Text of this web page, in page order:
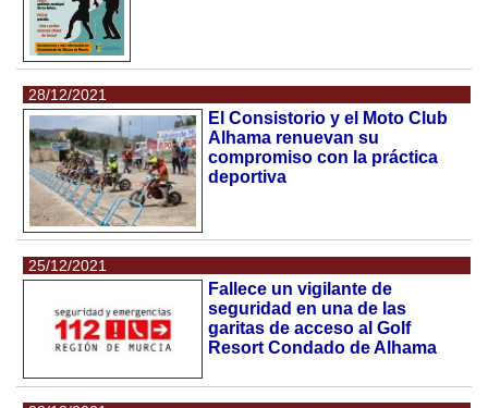
28/12/2021
El Consistorio y el Moto Club
Alhama renuevan su
compromiso con la práctica
deportiva
25/12/2021
Fallece un vigilante de
seguridad en una de las
garitas de acceso al Golf
Resort Condado de Alhama